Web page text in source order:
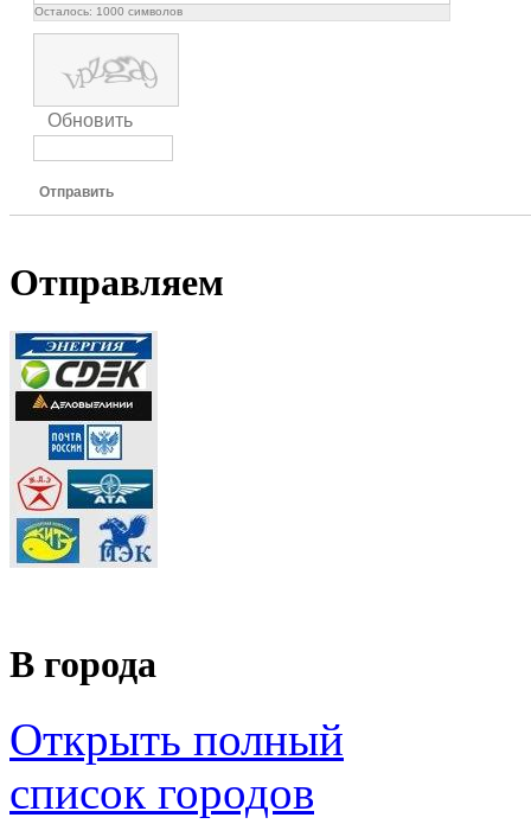
Осталось: 1000 символов
Обновить
Отправить
Отправляем
В города
Открыть полный
список городов